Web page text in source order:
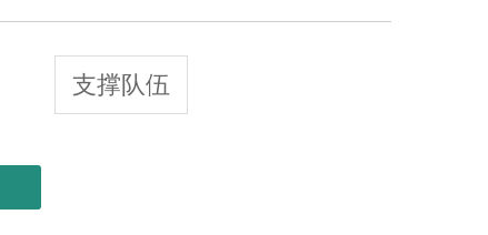
支撑队伍